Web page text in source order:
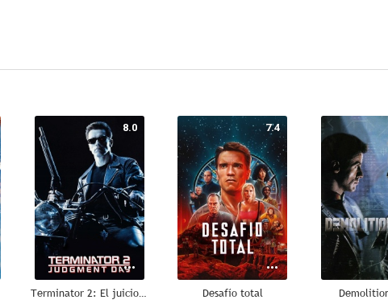
8.0
Terminator 2: El juicio final
7.4
Desafío total